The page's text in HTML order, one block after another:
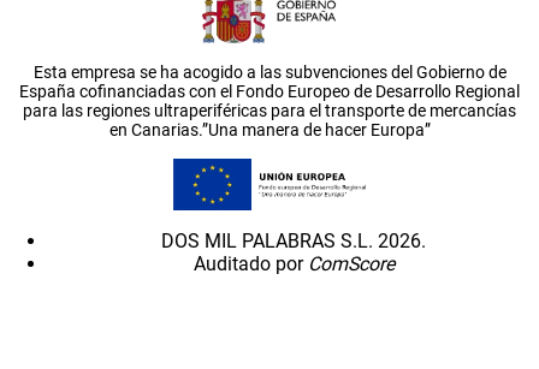
Esta empresa se ha acogido a las subvenciones del Gobierno de
España cofinanciadas con el Fondo Europeo de Desarrollo Regional
para las regiones ultraperiféricas para el transporte de mercancías
en Canarias.”Una manera de hacer Europa”
DOS MIL PALABRAS S.L. 2026.
Auditado por ComScore